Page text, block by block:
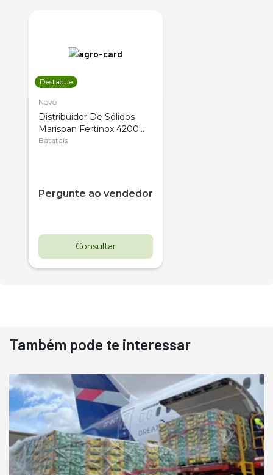
Destaque
Novo
Distribuidor De Sólidos
Marispan Fertinox 4200
Citrus
Batatais
Pergunte ao vendedor
Consultar
Destaque
Usado
Pá Carregadeira Cat 966
Ano 1987
Londrina
R$ 145.000
Também pode te interessar